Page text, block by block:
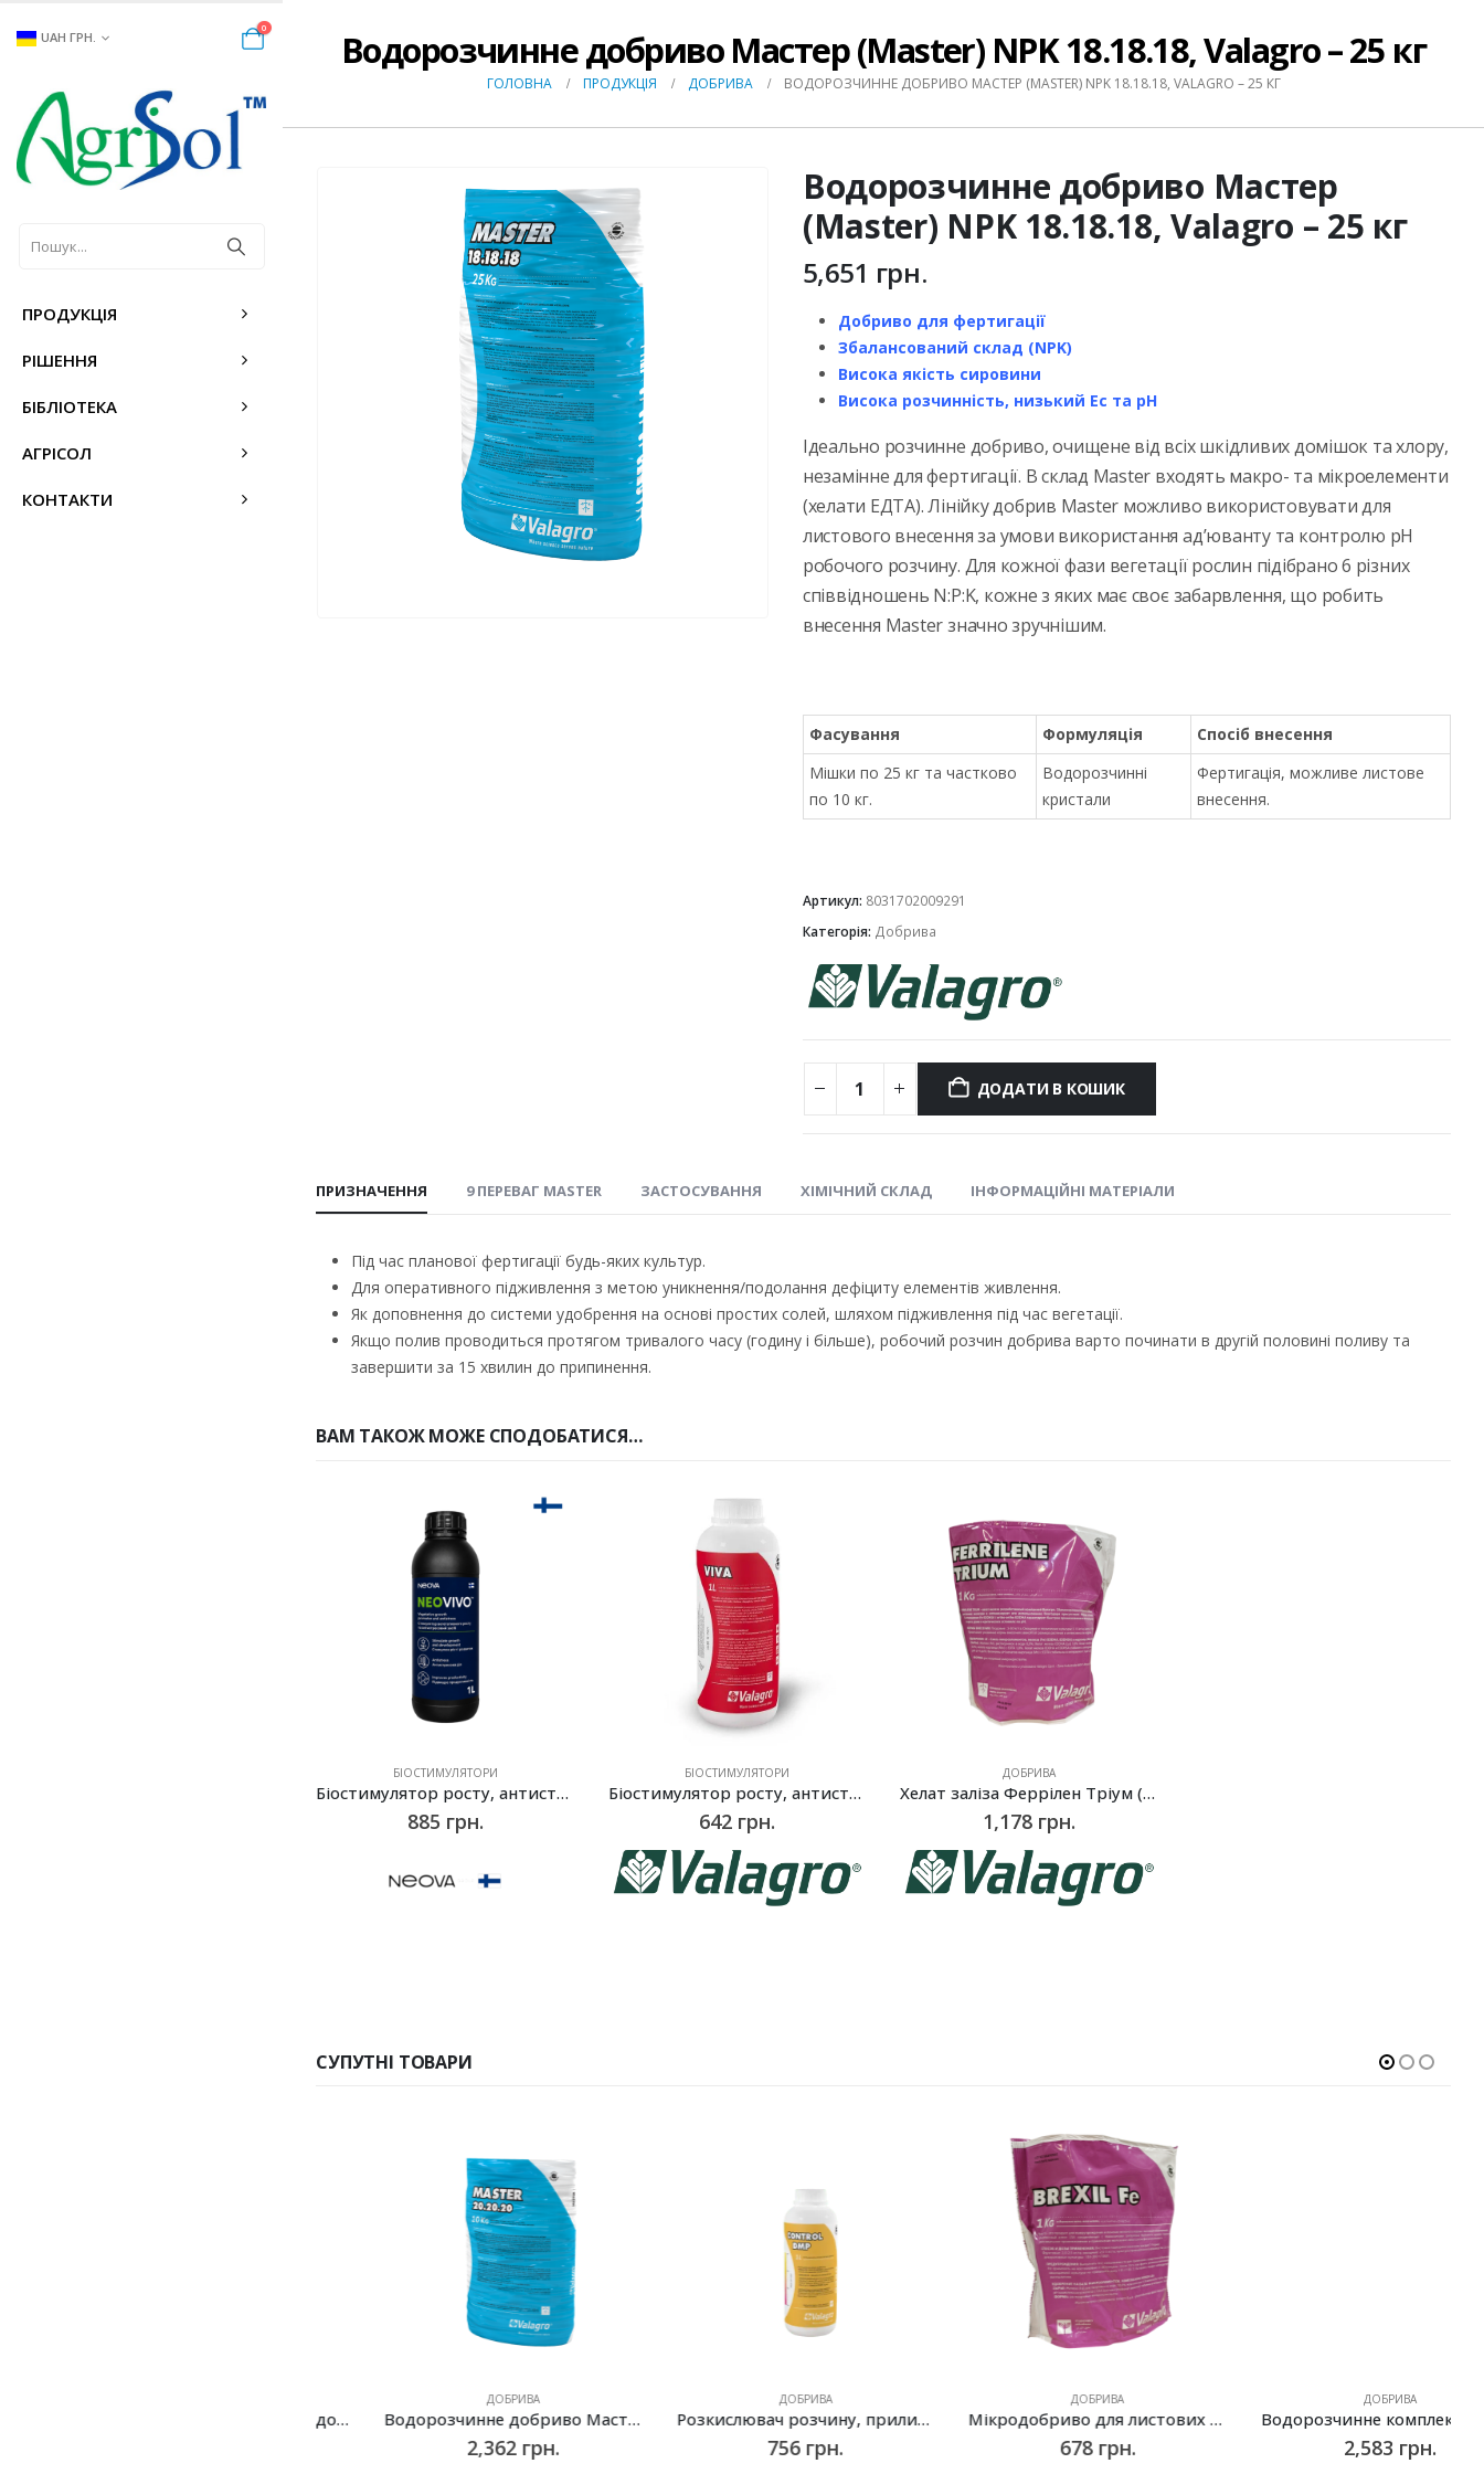
UAH ГРН.
0
ПРОДУКЦІЯ
РІШЕННЯ
БІБЛІОТЕКА
АГРІСОЛ
КОНТАКТИ
Водорозчинне добриво Мастер (Master) NPK 18.18.18, Valagro – 25 кг
ГОЛОВНА ПРОДУКЦІЯ ДОБРИВА ВОДОРОЗЧИННЕ ДОБРИВО МАСТЕР (MASTER) NPK 18.18.18, VALAGRO – 25 КГ
Водорозчинне добриво Мастер
(Master) NPK 18.18.18, Valagro – 25 кг
5,651 грн.
Добриво для фертигації
Збалансований склад (NPK)
Висока якість сировини
Висока розчинність, низький Ес та рН
Ідеально розчинне добриво, очищене від всіх шкідливих домішок та хлору,
незамінне для фертигації. В склад Master входять макро- та мікроелементи
(хелати ЕДТА). Лінійку добрив Master можливо використовувати для
листового внесення за умови використання ад’юванту та контролю рН
робочого розчину. Для кожної фази вегетації рослин підібрано 6 різних
співвідношень N:P:K, кожне з яких має своє забарвлення, що робить
внесення Master значно зручнішим.
Фасування Формуляція
Спосіб внесення
Мішки по 25 кг та частково
по 10 кг.
Водорозчинні
кристали
Фертигація, можливе листове
внесення.
Артикул: 8031702009291
Категорія: Добрива
ДОДАТИ В КОШИК
ПРИЗНАЧЕННЯ 9 ПЕРЕВАГ MASTER ЗАСТОСУВАННЯ ХІМІЧНИЙ СКЛАД ІНФОРМАЦІЙНІ МАТЕРІАЛИ
Під час планової фертигації будь-яких культур.
Для оперативного підживлення з метою уникнення/подолання дефіциту елементів живлення.
Як доповнення до системи удобрення на основі простих солей, шляхом підживлення під час вегетації.
Якщо полив проводиться протягом тривалого часу (годину і більше), робочий розчин добрива варто починати в другій половині поливу та
завершити за 15 хвилин до припинення.
ВАМ ТАКОЖ МОЖЕ СПОДОБАТИСЯ…
БІОСТИМУЛЯТОРИ
Біостимулятор росту, антистресант NeoVivo, Neova – 1 л
885 грн.
БІОСТИМУЛЯТОРИ
Біостимулятор росту, антистресант кореневої системи Віва (Viva), Valagro – 1 л
642 грн.
ДОБРИВА
Хелат заліза Феррілен Тріум (Ferrilene Trium), Valagro – 1 кг
1,178 грн.
СУПУТНІ ТОВАРИ
Водорозчинне добриво Мастер (Master) NPK 20.20.20, Valagro – 10 кг
грн.
Розкислювач розчину, прилипач Контроль ДМП (Control DMP), Valagro – 1 л
грн.
Мікродобриво для листових підживлень Брексіл Fe (Brexil Fe), Valagro – 1 кг
грн.
Водорозчинне комплексне добриво Плантафол (Plantafol) NPK 10.54.10, Valagro – 5 кг
грн.